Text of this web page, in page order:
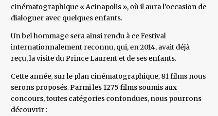
cinématographique « Acinapolis », où il aura l’occasion de
dialoguer avec quelques enfants.
Un bel hommage sera ainsi rendu à ce Festival
internationnalement reconnu, qui, en 2014, avait déjà
reçu, la visite du Prince Laurent et de ses enfants.
Cette année, sur le plan cinématographique, 81 films nous
serons proposés. Parmi les 1275 films soumis aux
concours, toutes catégories confondues, nous pourrons
découvrir :